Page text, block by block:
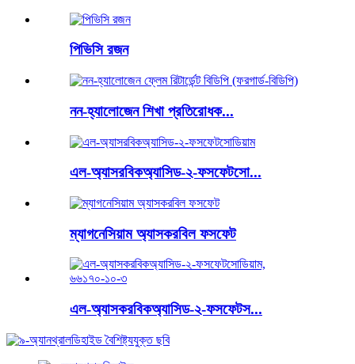
পিভিসি রজন
নন-হ্যালোজেন শিখা প্রতিরোধক...
এল-অ্যাসরবিকঅ্যাসিড-২-ফসফেটসো...
ম্যাগনেসিয়াম অ্যাসকরবিল ফসফেট
এল-অ্যাসকরবিকঅ্যাসিড-২-ফসফেটস...